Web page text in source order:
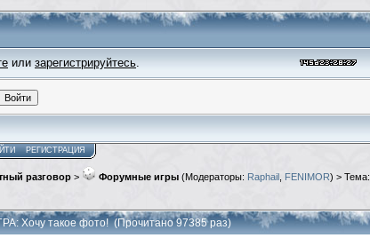
или зарегистрируйтесь.
РЕГИСТРАЦИЯ
разговор > Форумные игры (Модераторы: Raphail FENIMOR) > Тема:
Хочу такое фото! (Прочитано 97385 раз)